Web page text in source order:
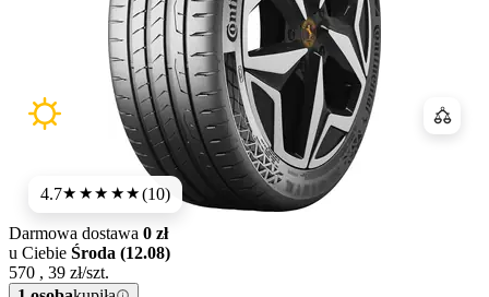
4.7★★★★★(10)
Darmowa dostawa 0 zł
u Ciebie Środa (12.08)
570 , 39 zł/szt.